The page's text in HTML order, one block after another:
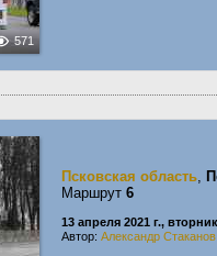
571
Псковская область,
Маршрут 6
13 апреля 2021 г., вторник
Автор: Александр Стаканов